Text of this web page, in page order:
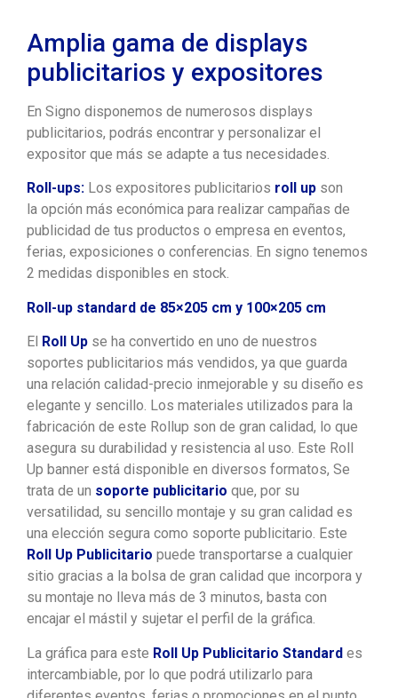
Amplia gama de displays
publicitarios y expositores
En Signo disponemos de numerosos displays
publicitarios, podrás encontrar y personalizar el
expositor que más se adapte a tus necesidades.
Roll-ups: Los expositores publicitarios roll up son
la opción más económica para realizar campañas de
publicidad de tus productos o empresa en eventos,
ferias, exposiciones o conferencias. En signo tenemos
2 medidas disponibles en stock.
Roll-up standard de 85×205 cm y 100×205 cm
El Roll Up se ha convertido en uno de nuestros
soportes publicitarios más vendidos, ya que guarda
una relación calidad-precio inmejorable y su diseño es
elegante y sencillo. Los materiales utilizados para la
fabricación de este Rollup son de gran calidad, lo que
asegura su durabilidad y resistencia al uso. Este Roll
Up banner está disponible en diversos formatos, Se
trata de un soporte publicitario que, por su
versatilidad, su sencillo montaje y su gran calidad es
una elección segura como soporte publicitario. Este
Roll Up Publicitario puede transportarse a cualquier
sitio gracias a la bolsa de gran calidad que incorpora y
su montaje no lleva más de 3 minutos, basta con
encajar el mástil y sujetar el perfil de la gráfica.
La gráfica para este Roll Up Publicitario Standard es
intercambiable, por lo que podrá utilizarlo para